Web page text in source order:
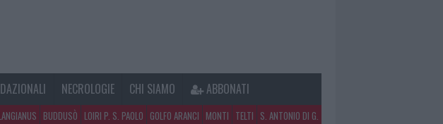
NECROLOGIE CHI SIAMO ABBONATI
BUDDUSÒ LOIRI P. S. PAOLO GOLFO ARANCI MONTI TELTI S. ANTONIO DI G.